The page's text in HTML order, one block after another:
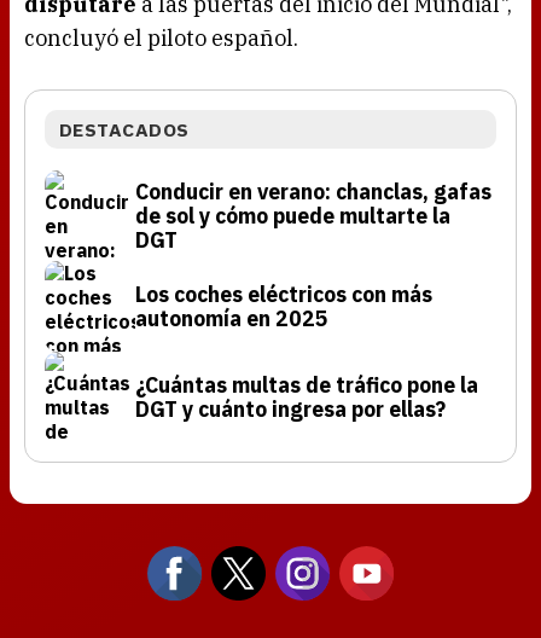
concluyó el piloto español.
DESTACADOS
Conducir en verano: chanclas, gafas
de sol y cómo puede multarte la
DGT
Los coches eléctricos con más
autonomía en 2025
¿Cuántas multas de tráfico pone la
DGT y cuánto ingresa por ellas?